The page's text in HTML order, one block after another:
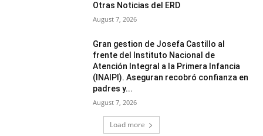
Otras Noticias del ERD
August 7, 2026
Gran gestion de Josefa Castillo al
frente del Instituto Nacional de
Atención Integral a la Primera Infancia
(INAIPI). Aseguran recobró confianza en
padres y...
August 7, 2026
Load more